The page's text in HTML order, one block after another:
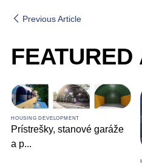
Previous Article
HOUSING DEVELOPMENT
Prístrešky, stanové garáže
a p...